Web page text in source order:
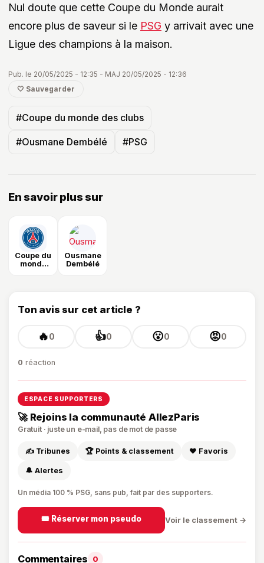
Nul doute que cette Coupe du Monde aurait
encore plus de saveur si le PSG y arrivait avec une
Ligue des champions à la maison.
Pub. le 20/05/2025 - 12:35 - MAJ 20/05/2025 - 12:36
🤍 Sauvegarder
#Coupe du monde des clubs
#Ousmane Dembélé #PSG
En savoir plus sur
Coupe du
monde
Ousmane
Dembélé
Ton avis sur cet article ?
🔥0 👍0 😮0 😡0
0 réaction
ESPACE SUPPORTERS
🚀 Rejoins la communauté AllezParis
Gratuit · juste un e-mail, pas de mot de passe
✍️ Tribunes 🏆 Points & classement ❤️ Favoris
🔔 Alertes
Un média 100 % PSG, sans pub, fait par des supporters.
🎟️ Réserver mon pseudo Voir le classement →
Commentaires 0